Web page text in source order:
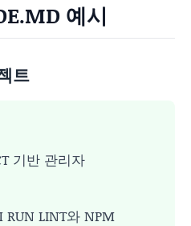
예시
트
기반 관리자
LINT와 NPM